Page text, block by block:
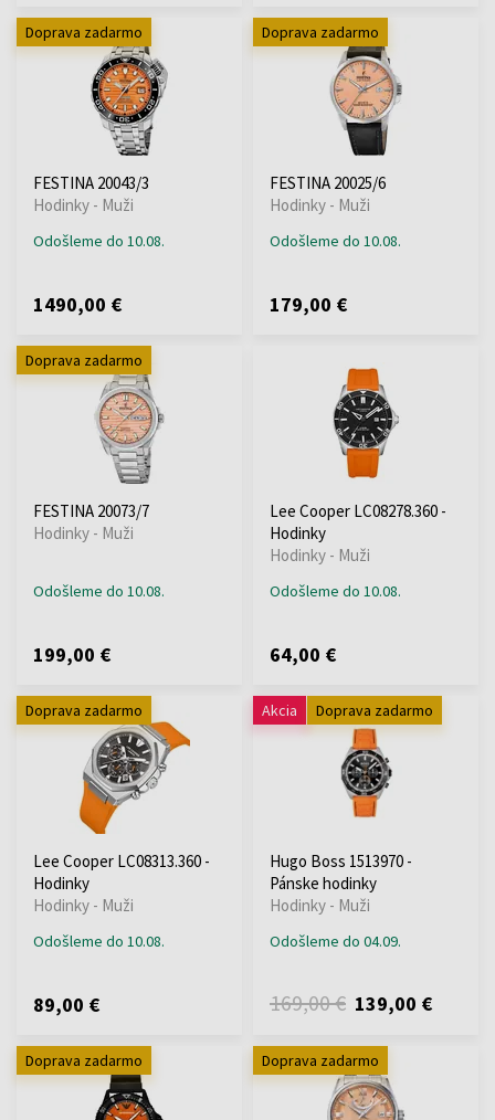
Doprava zadarmo
FESTINA 20043/3
Hodinky - Muži
Odošleme do 10.08.
1490,00 €
Doprava zadarmo
FESTINA 20025/6
Hodinky - Muži
Odošleme do 10.08.
179,00 €
Doprava zadarmo
FESTINA 20073/7
Hodinky - Muži
Odošleme do 10.08.
199,00 €
Lee Cooper LC08278.360 -
Hodinky
Hodinky - Muži
Odošleme do 10.08.
64,00 €
Doprava zadarmo
Lee Cooper LC08313.360 -
Hodinky
Hodinky - Muži
Odošleme do 10.08.
89,00 €
Akcia Doprava zadarmo
Hugo Boss 1513970 -
Pánske hodinky
Hodinky - Muži
Odošleme do 04.09.
169,00 € 139,00 €
Doprava zadarmo Doprava zadarmo